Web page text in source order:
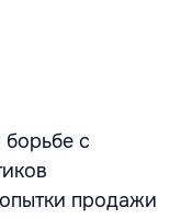
с
продажи